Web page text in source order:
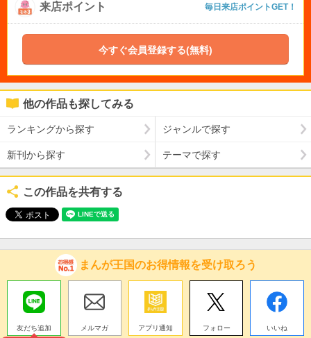
来店ポイント 毎日来店ポイントGET！
今すぐ会員登録する(無料)
他の作品も探してみる
ランキングから探す ジャンルで探す
新刊から探す テーマで探す
この作品を共有する
まんが王国のお得情報を受け取ろう
友だち追加
メルマガ アプリ通知 フォロー いいね